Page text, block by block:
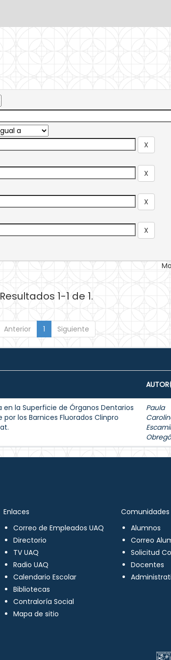
Resultados 1-1 de 1.
Anterior 1 Siguiente
la Superficie de Órganos Dentarios
los Barnices Fluorados Clinpro
Paula
Enlaces
Correo de Empleados UAQ
Directorio
TV UAQ
Radio UAQ
Calendario Escolar
Bibliotecas
Contraloría Social
Mapa de sitio
Comunidades
Alumnos
Correo
Solicitud
Docentes